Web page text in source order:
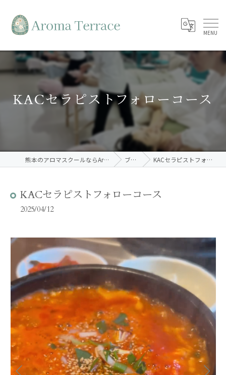
KACセラピストフォローコース
熊本のアロマスクールならAroma Terrace ブログ KACセラピストフォローコース
KACセラピストフォローコース
2025/04/12